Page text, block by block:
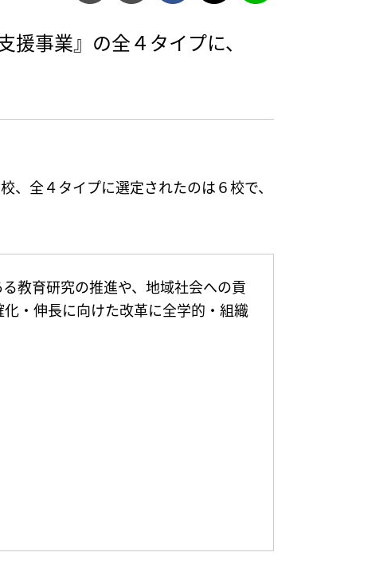
事業』の全４タイプに、
全４タイプに選定されたのは６校で、
教育研究の推進や、地域社会への貢
・伸長に向けた改革に全学的・組織